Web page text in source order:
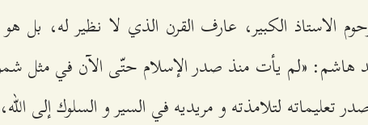
الاستاذ الكبير، عارف القرن الذي لا نظير له، بل
هاشم: «لم يأت منذ صدر الإسلام حتّى الآن في مثل
تعليماته لتلامذته و مريديه في السير و السلوك إلى الله،